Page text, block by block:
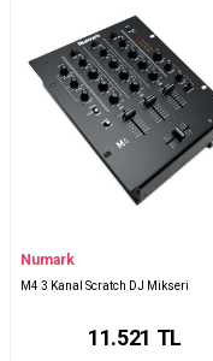
Numark
M4 3 Kanal Scratch DJ Mikseri
11.521 TL